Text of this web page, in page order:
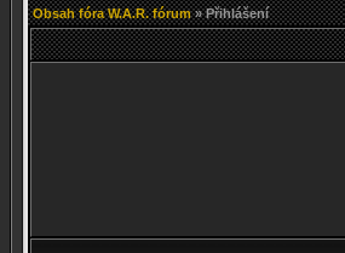
Obsah fóra W.A.R. fórum» Přihlášení